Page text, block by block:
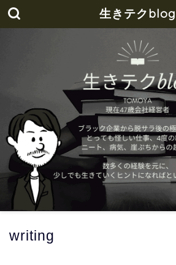
生きテクblog
writing